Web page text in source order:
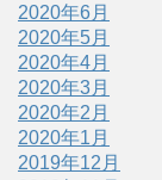
2020年6月
2020年5月
2020年4月
2020年3月
2020年2月
2020年1月
2019年12月